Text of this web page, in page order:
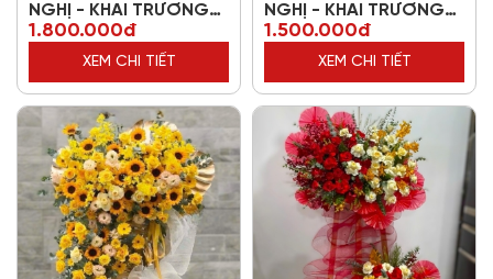
NGHỊ - KHAI TRƯƠNG
42926
1.800.000đ
XEM CHI TIẾT
NGHỊ - KHAI TRƯƠNG
96996
1.500.000đ
XEM CHI TIẾT